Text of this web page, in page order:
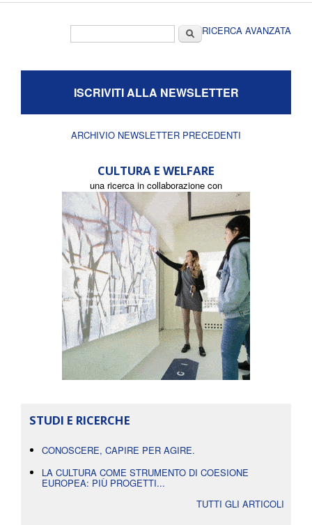
CercaRICERCA AVANZATA
ISCRIVITI ALLA NEWSLETTER
ARCHIVIO NEWSLETTER PRECEDENTI
CULTURA E WELFARE
una ricerca in collaborazione con
STUDI E RICERCHE
CONOSCERE, CAPIRE PER AGIRE.
LA CULTURA COME STRUMENTO DI COESIONE
EUROPEA: PIÙ PROGETTI...
TUTTI GLI ARTICOLI